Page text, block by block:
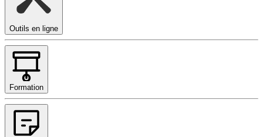
Outils en ligne
Formation